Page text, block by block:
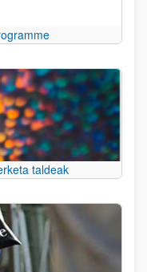
taldeak